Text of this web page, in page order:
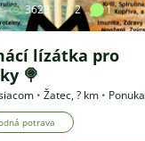
3623 2 1
lízátka pro
🍭
• Žatec,? km • Ponuka
potrava